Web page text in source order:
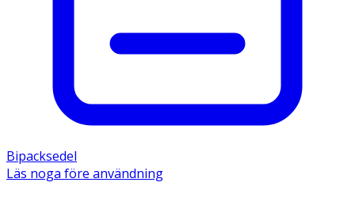
Bipacksedel
Läs noga före användning